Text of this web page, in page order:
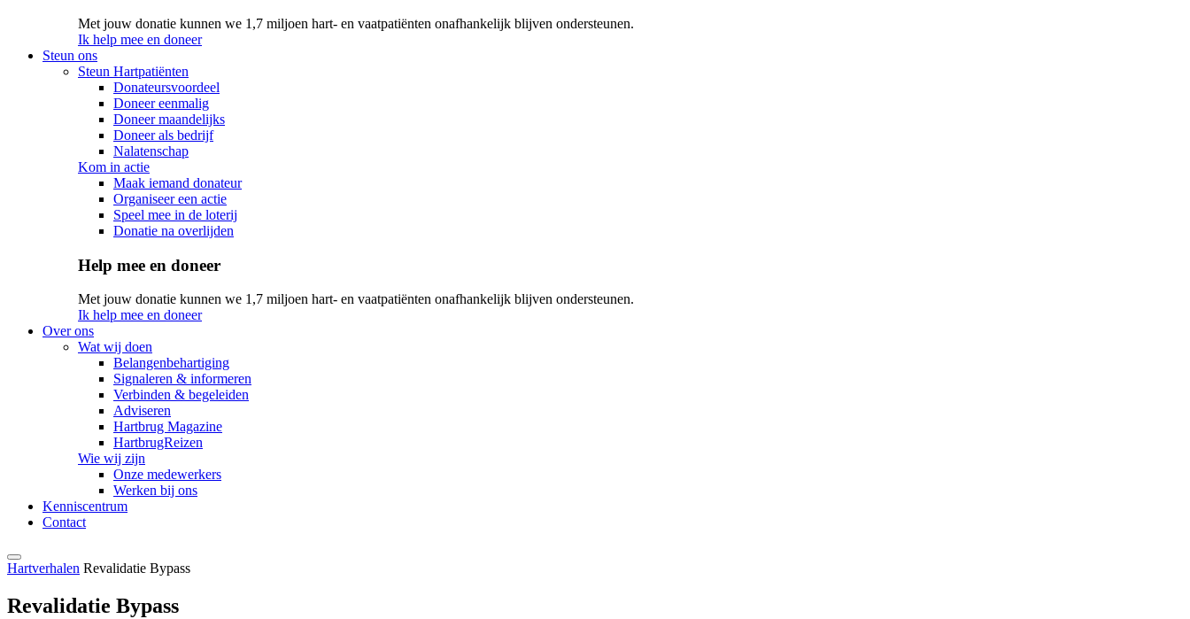
Met jouw donatie kunnen we 1,7 miljoen hart- en vaatpatiënten onafhankelijk blijven ondersteunen.
Ik help mee en doneer
Steun ons
Steun Hartpatiënten
Donateursvoordeel
Doneer eenmalig
Doneer maandelijks
Doneer als bedrijf
Nalatenschap
Kom in actie
Maak iemand donateur
Organiseer een actie
Speel mee in de loterij
Donatie na overlijden
Help mee en doneer
Met jouw donatie kunnen we 1,7 miljoen hart- en vaatpatiënten onafhankelijk blijven ondersteunen.
Ik help mee en doneer
Over ons
Wat wij doen
Belangenbehartiging
Signaleren & informeren
Verbinden & begeleiden
Adviseren
Hartbrug Magazine
HartbrugReizen
Wie wij zijn
Onze medewerkers
Werken bij ons
Kenniscentrum
Contact
Hartverhalen Revalidatie Bypass
Revalidatie Bypass